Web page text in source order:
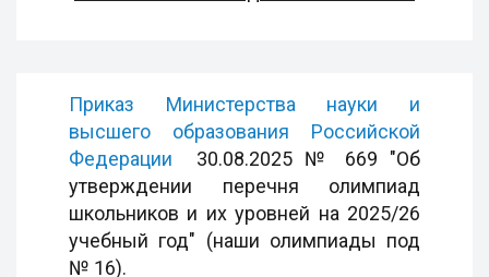
Приказ Министерства науки и
высшего образования Российской
Федерации
30.08.2025 № 669 "Об
утверждении перечня олимпиад
школьников и их уровней на 2025/26
учебный год" (наши олимпиады под
№ 16).